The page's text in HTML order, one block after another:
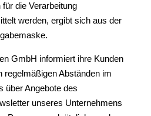
die Verarbeitung
werden, ergibt sich aus der
GmbH informiert ihre Kunden
regelmäßigen Abständen im
über Angebote des
unseres Unternehmens